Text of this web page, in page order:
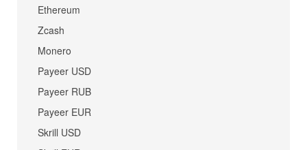
Ethereum
Zcash
Monero
Payeer USD
Payeer RUB
Payeer EUR
Skrill USD